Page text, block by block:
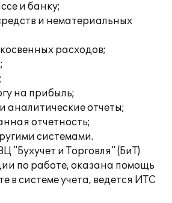
и банку;
и нематериальных
расходов;
на прибыль;
аналитические отчеты;
отчетность;
системами.
"Бухучет и Торговля" (БиТ)
по работе, оказана помощь
в системе учета, ведется ИТС